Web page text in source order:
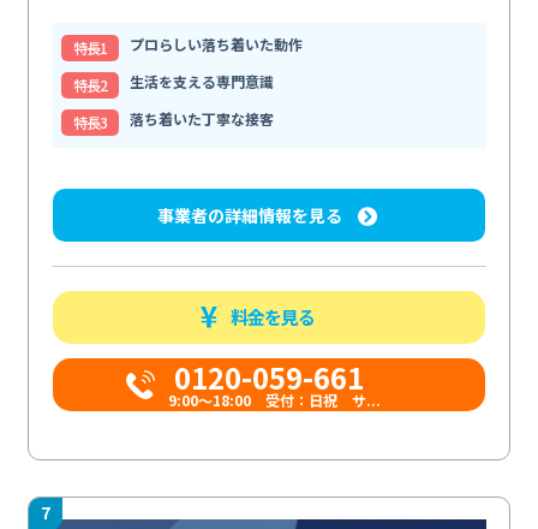
特⻑1
プロらしい落ち着いた動作
特⻑2
生活を支える専門意識
特⻑3
落ち着いた丁寧な接客
事業者の詳細情報を見る
料金を見る
0120-059-661
9:00〜18:00 受付：日祝 サ...
7